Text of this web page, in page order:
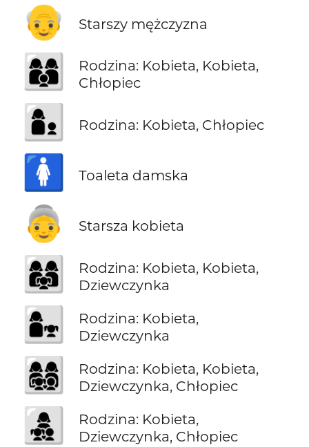
👴 Starszy mężczyzna
👩‍👩‍👦
Rodzina: Kobieta, Kobieta,
Chłopiec
👩‍👦 Rodzina: Kobieta, Chłopiec
🚺 Toaleta damska
👵 Starsza kobieta
👩‍👩‍👧
Rodzina: Kobieta, Kobieta,
Dziewczynka
👩‍👧
Rodzina: Kobieta,
Dziewczynka
👩‍👩‍👧‍👦
Rodzina: Kobieta, Kobieta,
Dziewczynka, Chłopiec
👩‍👧‍👦
Rodzina: Kobieta,
Dziewczynka, Chłopiec